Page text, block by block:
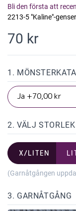
Bli den första att
2213-5 "Kaline"-genser
70 kr
1.
2. VÄLJ STORLEK
X/LITEN
(Garnåtgången
3. GARNÅTGÅNG